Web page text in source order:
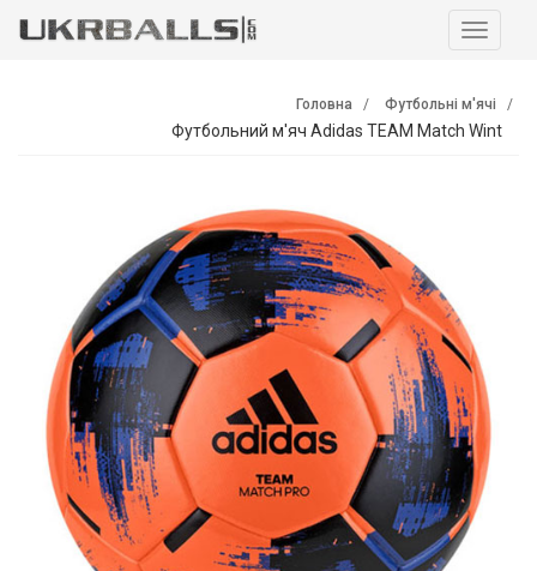
Головна Футбольні м'ячі
Футбольний м'яч Adidas TEAM Match Wint